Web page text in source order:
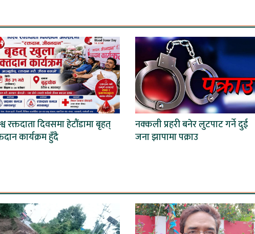
रक्तदाता दिवसमा हेटौंडामा बृहत्
कार्यक्रम हुँदै
नक्कली प्रहरी बनेर लुटपाट गर्ने दुई
जना झापामा पक्राउ